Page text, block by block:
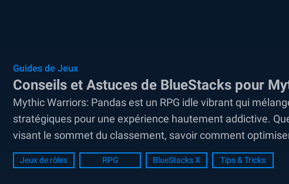
Guides de Jeux
Conseils et Astuces de BlueStacks pour
Mythic Warriors: Pandas est un RPG idle vibrant qui
stratégiques pour une expérience hautement addictive.
visant le sommet du classement, savoir comment
différence. Bien que les mécaniques idle...
Jeux de rôles RPG BlueStacks X Tips & Tricks